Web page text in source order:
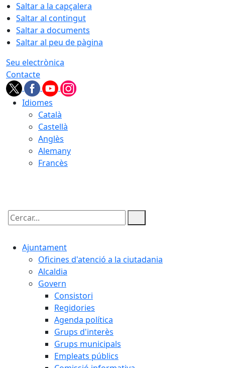
Saltar a la capçalera
Saltar al contingut
Saltar a documents
Saltar al peu de pàgina
Seu electrònica
Contacte
Idiomes
Català
Castellà
Anglès
Alemany
Francès
Cercar:
Ajuntament
Oficines d'atenció a la ciutadania
Alcaldia
Govern
Consistori
Regidories
Agenda política
Grups d'interès
Grups municipals
Empleats públics